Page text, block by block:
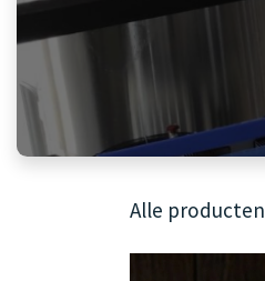
Alle producten